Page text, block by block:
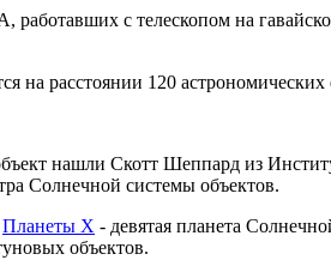
с телескопом на
на расстоянии 120
нашли Скотт Шеппард из
Солнечной системы объектов.
Планеты Х - девятая планета
объектов.